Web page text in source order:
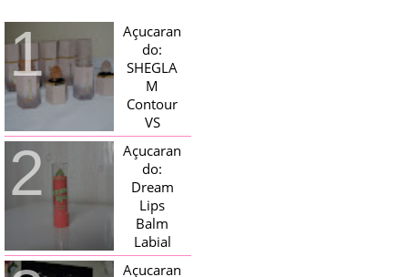
Açucaran
do:
SHEGLA
M
Contour
VS
Bronzer!
HELLO AÇUCARADAS, E NESTE
MÊS CHEGOU AQUI EM CASA UMA
CAIXA RECHEADA DE SHEGLAM,
TINHA BLUSH, ILUMINADORES E
TODOS OS BRONZER E
CONTORNOS ...
Açucaran
do:
Dream
Lips
Balm
Labial
Magico
Açucaran